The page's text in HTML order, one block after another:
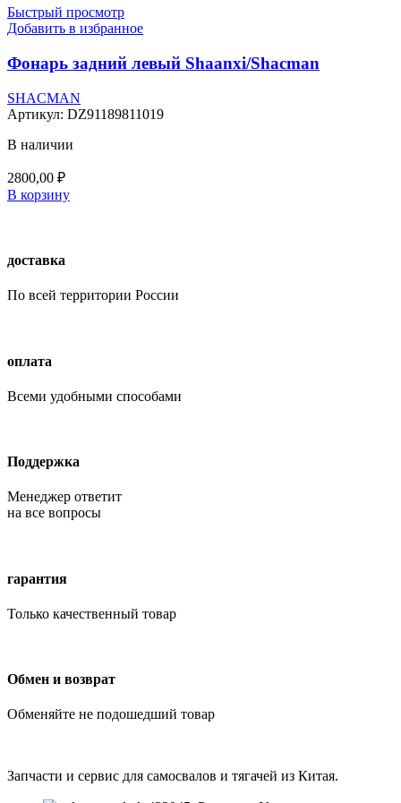
Быстрый просмотр
Добавить в избранное
Фонарь задний левый Shaanxi/Shacman
SHACMAN
Артикул: DZ91189811019
В наличии
2800,00 ₽
В корзину
доставка
По всей территории России
оплата
Всеми удобными способами
Поддержка
Менеджер ответит
на все вопросы
гарантия
Только качественный товар
Обмен и возврат
Обменяйте не подошедший товар
Запчасти и сервис для самосвалов и тягачей из Китая.